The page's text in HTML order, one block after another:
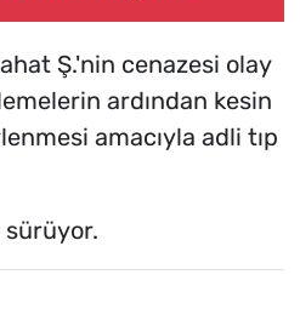
Ş.'nin cenazesi olay
ardından kesin
amacıyla adli tıp